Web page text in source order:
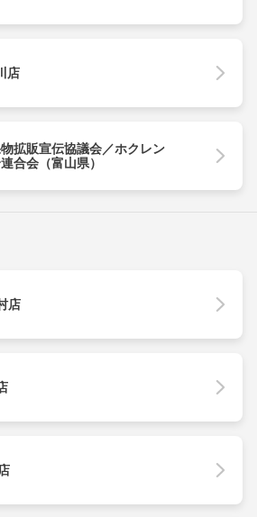
店
拡販宣伝協議会／ホクレン
合会（富山県）
店